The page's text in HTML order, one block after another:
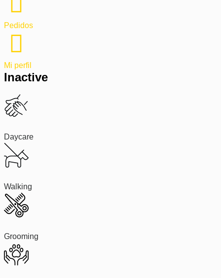
Pedidos
Mi perfil
Inactive
Daycare
Walking
Grooming